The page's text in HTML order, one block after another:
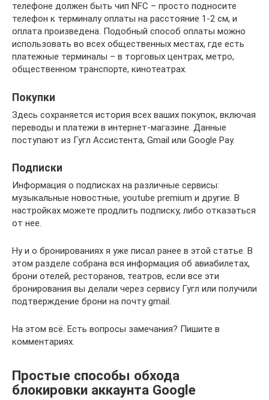
телефоне должен быть чип NFC – просто подносите
телефон к терминалу оплаты на расстояние 1-2 см, и
оплата произведена. Подобный способ оплаты можно
использовать во всех общественных местах, где есть
платежные терминалы – в торговых центрах, метро,
общественном транспорте, кинотеатрах.
Покупки
Здесь сохраняется история всех ваших покупок, включая
переводы и платежи в интернет-магазине. Данные
поступают из Гугл Ассистента, Gmail или Google Pay.
Подписки
Информация о подписках на различные сервисы:
музыкальные новостные, youtube premium и другие. В
настройках можете продлить подписку, либо отказаться
от нее.
Ну и о бронированиях я уже писал ранее в этой статье. В
этом разделе собрана вся информация об авиабилетах,
брони отелей, ресторанов, театров, если все эти
бронирования вы делали через сервису Гугл или получили
подтверждение брони на почту gmail.
На этом всё. Есть вопросы замечания? Пишите в
комментариях.
Простые способы обхода
блокировки аккаунта Google